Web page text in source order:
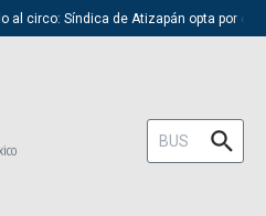
al circo: Síndica de Atizapán opta por el
Buscar: